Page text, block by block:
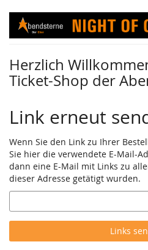
Zum
Haupt-
Inhalt
Herzlich
Ticket-Shop der
Link erneut
Wenn Sie den Link zu Ihrer
Sie hier die verwendete E-Mail-
dann eine E-Mail mit Links zu
dieser Adresse getätigt wurden.
E-
Mail
Links